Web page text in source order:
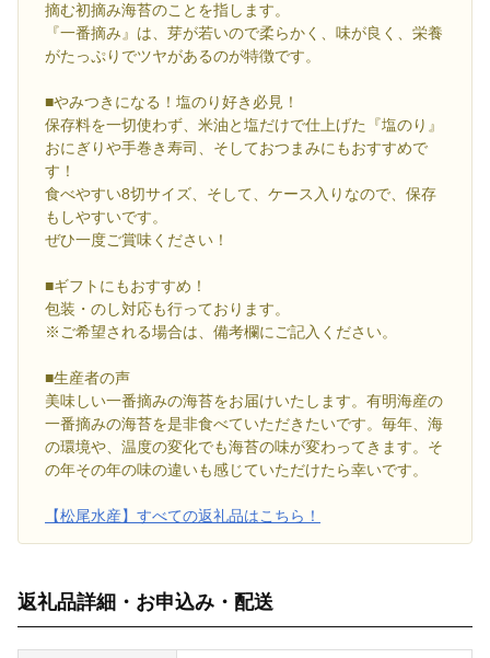
摘む初摘み海苔のことを指します。
『一番摘み』は、芽が若いので柔らかく、味が良く、栄養
がたっぷりでツヤがあるのが特徴です。
■やみつきになる！塩のり好き必見！
保存料を一切使わず、米油と塩だけで仕上げた『塩のり』
おにぎりや手巻き寿司、そしておつまみにもおすすめで
す！
食べやすい8切サイズ、そして、ケース入りなので、保存
もしやすいです。
ぜひ一度ご賞味ください！
■ギフトにもおすすめ！
包装・のし対応も行っております。
※ご希望される場合は、備考欄にご記入ください。
■生産者の声
美味しい一番摘みの海苔をお届けいたします。有明海産の
一番摘みの海苔を是非食べていただきたいです。毎年、海
の環境や、温度の変化でも海苔の味が変わってきます。そ
の年その年の味の違いも感じていただけたら幸いです。
【松尾水産】すべての返礼品はこちら！
返礼品詳細・お申込み・配送